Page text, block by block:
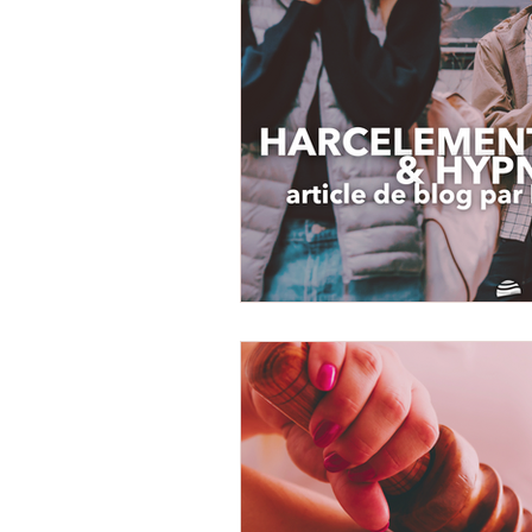
REFLEXOLOGIE
NATUROPATHIE
KINESIOLOGIE
NUTRITION